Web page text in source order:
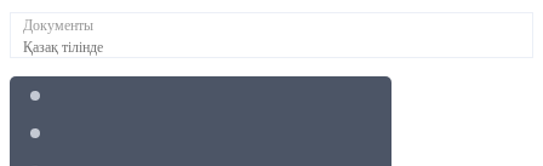
Документы
Қазақ тілінде